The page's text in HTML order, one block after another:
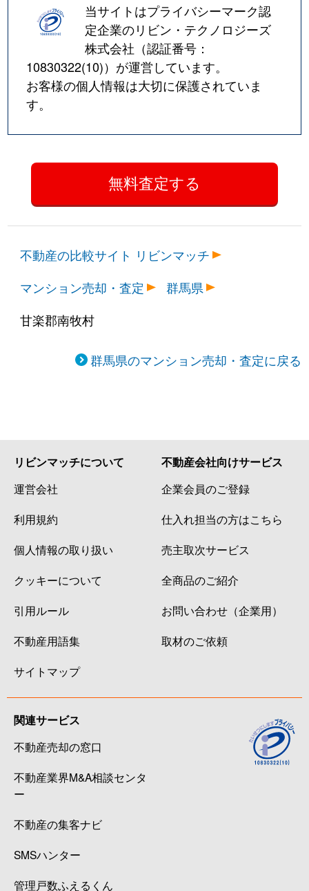
当サイトはプライバシーマーク認
定企業のリビン・テクノロジーズ
株式会社（認証番号：
10830322(10)）が運営しています。
お客様の個人情報は大切に保護されていま
す。
不動産の比較サイト リビンマッチ
マンション売却・査定
群馬県
甘楽郡南牧村
群馬県のマンション売却・査定に戻る
リビンマッチについて
運営会社
利用規約
個人情報の取り扱い
クッキーについて
引用ルール
不動産用語集
サイトマップ
不動産会社向けサービス
企業会員のご登録
仕入れ担当の方はこちら
売主取次サービス
全商品のご紹介
お問い合わせ（企業用）
取材のご依頼
関連サービス
不動産売却の窓口
不動産業界M&A相談センタ
ー
不動産の集客ナビ
SMSハンター
管理戸数ふえるくん